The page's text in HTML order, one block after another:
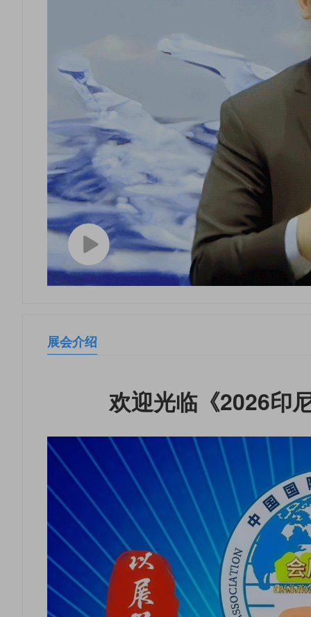
展会介绍
欢迎光临《2026印